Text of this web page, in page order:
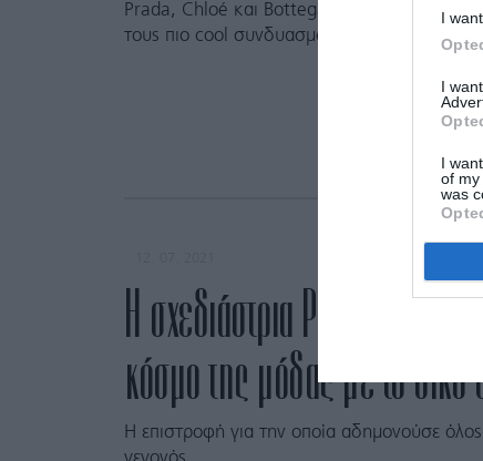
I
I
I
of my
was
Prada, Chloé και Bottega Veneta συμφωνούν
τους πιο cool συνδυασμούς.
Η σχεδιάστρια Phoebe Philo
κόσμο της μόδας με το
Η επιστροφή για την οποία αδημονούσε